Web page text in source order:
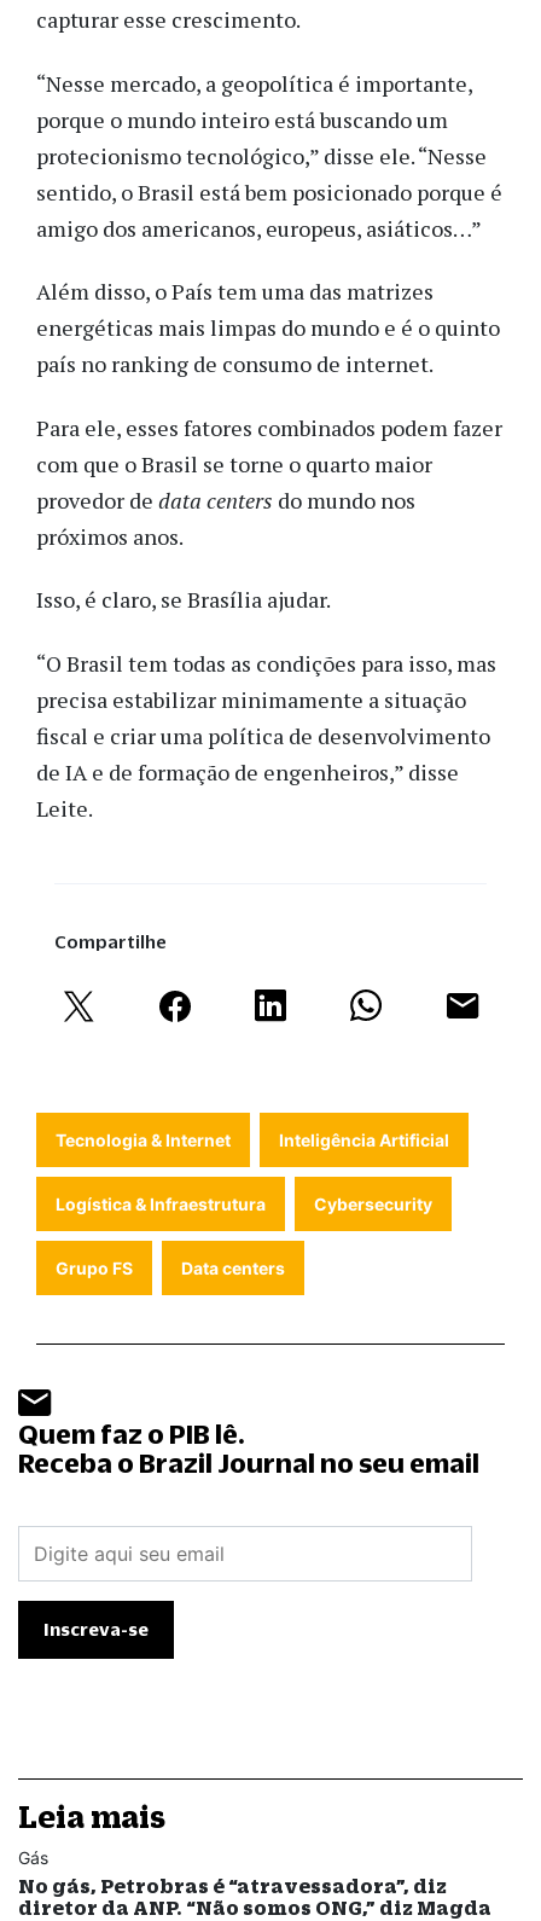
capturar esse crescimento.
“Nesse mercado, a geopolítica é importante,
porque o mundo inteiro está buscando um
protecionismo tecnológico,” disse ele. “Nesse
sentido, o Brasil está bem posicionado porque é
amigo dos americanos, europeus, asiáticos…”
Além disso, o País tem uma das matrizes
energéticas mais limpas do mundo e é o quinto
país no ranking de consumo de internet.
Para ele, esses fatores combinados podem fazer
com que o Brasil se torne o quarto maior
provedor de data centers do mundo nos
próximos anos.
Isso, é claro, se Brasília ajudar.
“O Brasil tem todas as condições para isso, mas
precisa estabilizar minimamente a situação
fiscal e criar uma política de desenvolvimento
de IA e de formação de engenheiros,” disse
Leite.
Compartilhe
Tecnologia & Internet Inteligência Artificial
Logística & Infraestrutura Cybersecurity
Grupo FS Data centers
Quem faz o PIB lê.
Receba o Brazil Journal no seu email
Leia mais
Gás
No gás, Petrobras é “atravessadora”, diz
diretor da ANP. “Não somos ONG,” diz Magda